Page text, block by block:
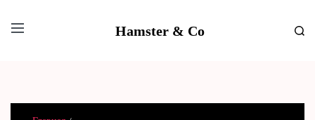
Hamster & Co